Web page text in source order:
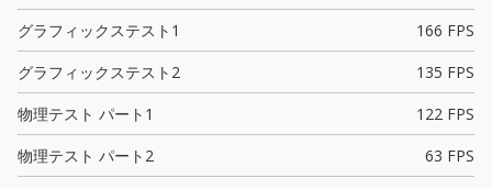
グラフィックステスト1
166 FPS
グラフィックステスト2
135 FPS
物理テスト パート1
122 FPS
物理テスト パート2
63 FPS